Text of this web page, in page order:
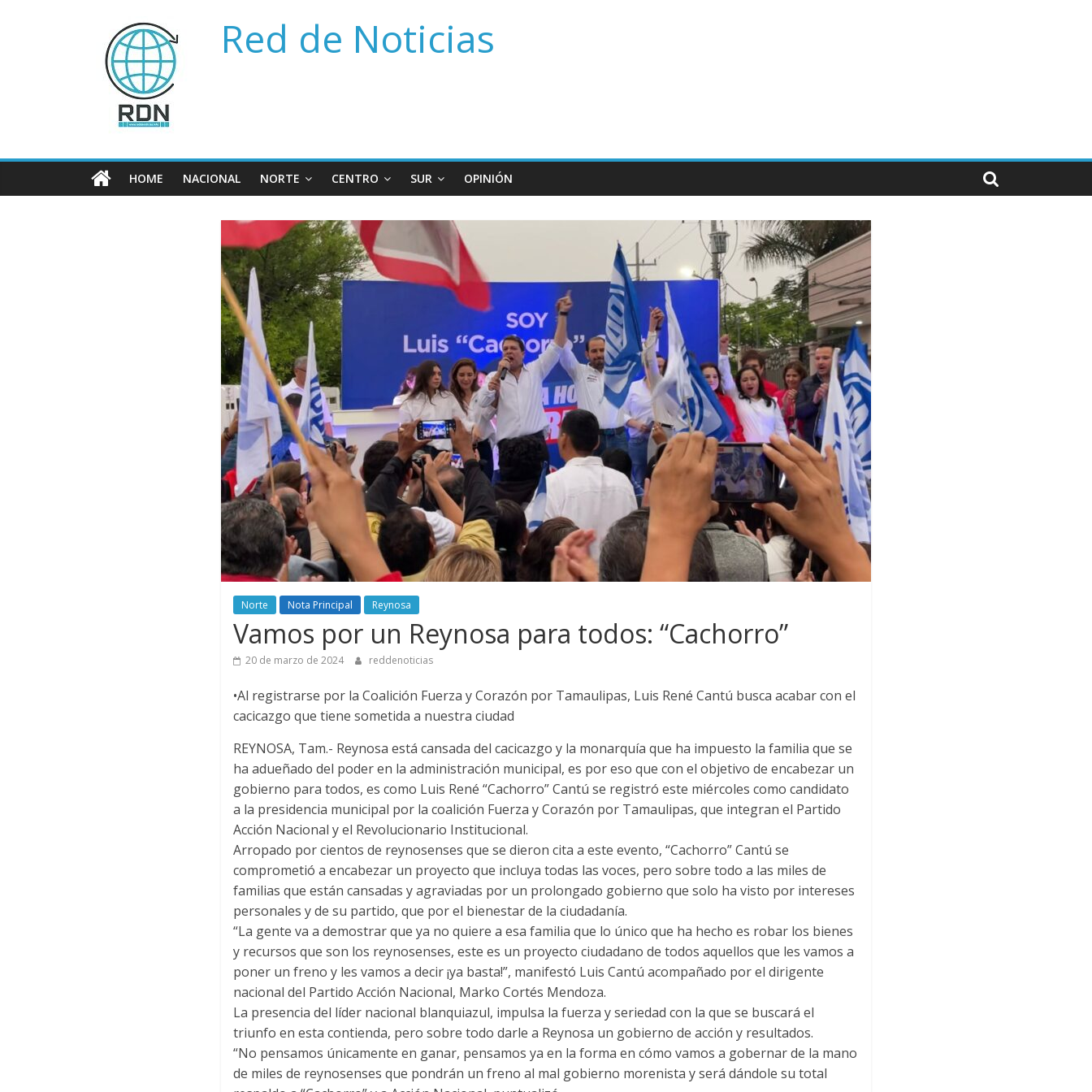
Red de Noticias
HOME NACIONAL NORTE CENTRO SUR OPINIÓN
Norte Nota Principal Reynosa
Vamos por un Reynosa para todos: “Cachorro”
20 de marzo de 2024 reddenoticias
•Al registrarse por la Coalición Fuerza y Corazón por Tamaulipas, Luis René Cantú busca acabar con el
cacicazgo que tiene sometida a nuestra ciudad
REYNOSA, Tam.- Reynosa está cansada del cacicazgo y la monarquía que ha impuesto la familia que se
ha adueñado del poder en la administración municipal, es por eso que con el objetivo de encabezar un
gobierno para todos, es como Luis René “Cachorro” Cantú se registró este miércoles como candidato
a la presidencia municipal por la coalición Fuerza y Corazón por Tamaulipas, que integran el Partido
Acción Nacional y el Revolucionario Institucional.
Arropado por cientos de reynosenses que se dieron cita a este evento, “Cachorro” Cantú se
comprometió a encabezar un proyecto que incluya todas las voces, pero sobre todo a las miles de
familias que están cansadas y agraviadas por un prolongado gobierno que solo ha visto por intereses
personales y de su partido, que por el bienestar de la ciudadanía.
“La gente va a demostrar que ya no quiere a esa familia que lo único que ha hecho es robar los bienes
y recursos que son los reynosenses, este es un proyecto ciudadano de todos aquellos que les vamos a
poner un freno y les vamos a decir ¡ya basta!”, manifestó Luis Cantú acompañado por el dirigente
nacional del Partido Acción Nacional, Marko Cortés Mendoza.
La presencia del líder nacional blanquiazul, impulsa la fuerza y seriedad con la que se buscará el
triunfo en esta contienda, pero sobre todo darle a Reynosa un gobierno de acción y resultados.
“No pensamos únicamente en ganar, pensamos ya en la forma en cómo vamos a gobernar de la mano
de miles de reynosenses que pondrán un freno al mal gobierno morenista y será dándole su total